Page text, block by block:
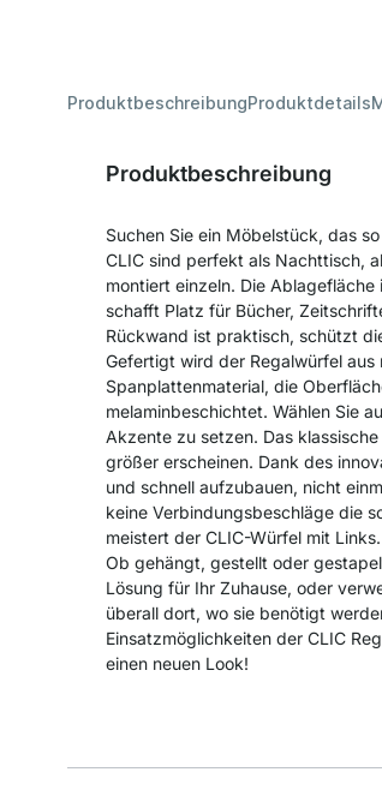
ProduktbeschreibungProduktdetails
Produktbeschreibung
Suchen Sie ein Möbelstück, das
CLIC sind perfekt als Nachttisch,
montiert einzeln. Die
schafft Platz für Bücher,
Rückwand ist praktisch, schützt
Gefertigt wird der Regalwürfel
Spanplattenmaterial, die
melaminbeschichtet. Wählen Sie
Akzente zu setzen. Das
größer erscheinen. Dank des
und schnell aufzubauen, nicht
keine Verbindungsbeschläge die
meistert der CLIC-Würfel mit Links.
Ob gehängt, gestellt oder
Lösung für Ihr Zuhause, oder
überall dort, wo sie benötigt
Einsatzmöglichkeiten der CLIC
einen neuen Look!